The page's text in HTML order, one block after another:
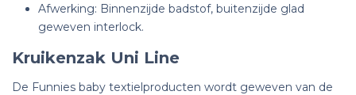
Afwerking: Binnenzijde badstof, buitenzijde glad
geweven interlock.
Kruikenzak Uni Line
De Funnies baby textielproducten wordt geweven van de